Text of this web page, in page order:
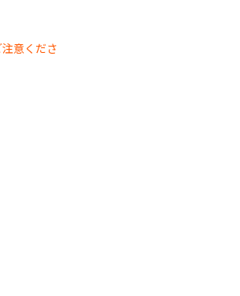
意くださ